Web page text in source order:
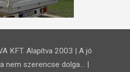
KFT. Alapítva 2003 | A jó
nem szerencse dolga… |